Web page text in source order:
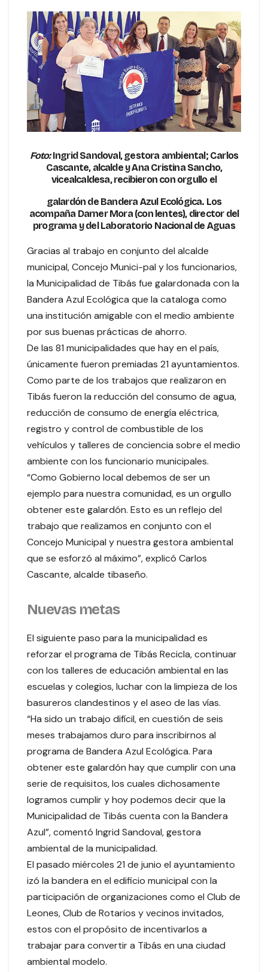
Foto:Ingrid Sandoval, gestora ambiental; Carlos
Cascante, alcalde y Ana Cristina Sancho,
vicealcaldesa, recibieron con orgullo el
galardón de Bandera Azul Ecológica. Los
acompaña Darner Mora (con lentes), director del
programa y del Laboratorio Nacional de Aguas
Gracias al trabajo en conjunto del alcalde
municipal, Concejo Munici-pal y los funcionarios,
la Municipalidad de Tibás fue galardonada con la
Bandera Azul Ecológica que la cataloga como
una institución amigable con el medio ambiente
por sus buenas prácticas de ahorro.
De las 81 municipalidades que hay en el país,
únicamente fueron premiadas 21 ayuntamientos.
Como parte de los trabajos que realizaron en
Tibás fueron la reducción del consumo de agua,
reducción de consumo de energía eléctrica,
registro y control de combustible de los
vehículos y talleres de conciencia sobre el medio
ambiente con los funcionario municipales.
“Como Gobierno local debemos de ser un
ejemplo para nuestra comunidad, es un orgullo
obtener este galardón. Esto es un reflejo del
trabajo que realizamos en conjunto con el
Concejo Municipal y nuestra gestora ambiental
que se esforzó al máximo”, explicó Carlos
Cascante, alcalde tibaseño.
Nuevas metas
El siguiente paso para la municipalidad es
reforzar el programa de Tibás Recicla, continuar
con los talleres de educación ambiental en las
escuelas y colegios, luchar con la limpieza de los
basureros clandestinos y el aseo de las vías.
“Ha sido un trabajo difícil, en cuestión de seis
meses trabajamos duro para inscribirnos al
programa de Bandera Azul Ecológica. Para
obtener este galardón hay que cumplir con una
serie de requisitos, los cuales dichosamente
logramos cumplir y hoy podemos decir que la
Municipalidad de Tibás cuenta con la Bandera
Azul”, comentó Ingrid Sandoval, gestora
ambiental de la municipalidad.
El pasado miércoles 21 de junio el ayuntamiento
izó la bandera en el edificio municipal con la
participación de organizaciones como el Club de
Leones, Club de Rotarios y vecinos invitados,
estos con el propósito de incentivarlos a
trabajar para convertir a Tibás en una ciudad
ambiental modelo.